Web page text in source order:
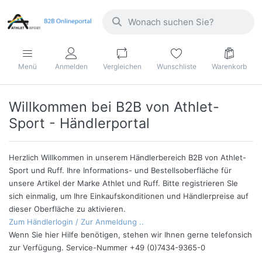
Menü Anmelden Vergleichen Wunschliste Warenkorb
Willkommen bei B2B von Athlet-
Sport - Händlerportal
Herzlich Willkommen in unserem Händlerbereich B2B von Athlet-
Sport und Ruff. Ihre Informations- und Bestellsoberfläche für
unsere Artikel der Marke Athlet und Ruff. Bitte registrieren SIe
sich einmalig, um Ihre Einkaufskonditionen und Händlerpreise auf
dieser Oberfläche zu aktivieren.
Zum Händlerlogin / Zur Anmeldung ..
Wenn Sie hier Hilfe benötigen, stehen wir Ihnen gerne telefonsich
zur Verfügung. Service-Nummer +49 (0)7434-9365-0